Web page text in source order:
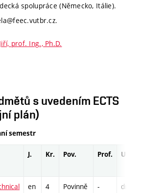
spolupráce (Německo, Itálie).
prof. Ing., Ph.D.
s uvedením ECTS
plán)
semestr
J. Kr. Pov. Prof. Uk.
en 4
Povinně
- drzk